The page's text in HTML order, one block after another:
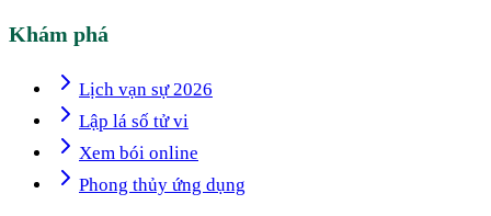
Khám phá
Lịch vạn sự 2026
Lập lá số tử vi
Xem bói online
Phong thủy ứng dụng